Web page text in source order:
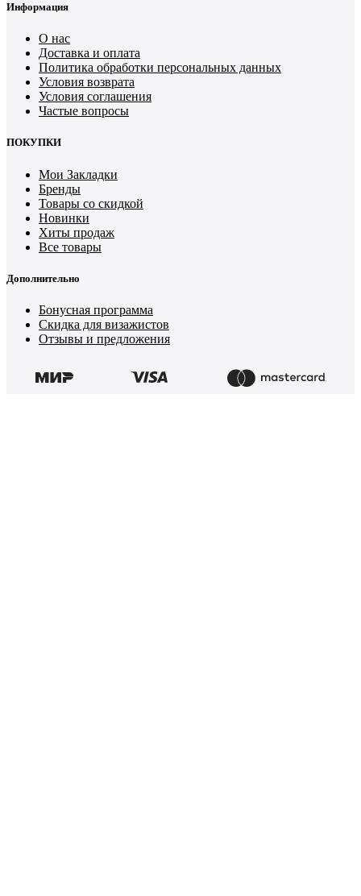
Информация
О нас
Доставка и оплата
Политика обработки персональных данных
Условия возврата
Условия соглашения
Частые вопросы
ПОКУПКИ
Мои Закладки
Бренды
Товары со скидкой
Новинки
Хиты продаж
Все товары
Дополнительно
Бонусная программа
Скидка для визажистов
Отзывы и предложения